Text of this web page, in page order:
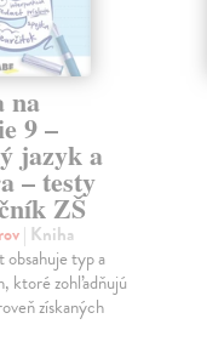
na
9 –
jazyk a
– testy
ZŠ
| Kniha
obsahuje typ a
ktoré zohľadňujú
získaných